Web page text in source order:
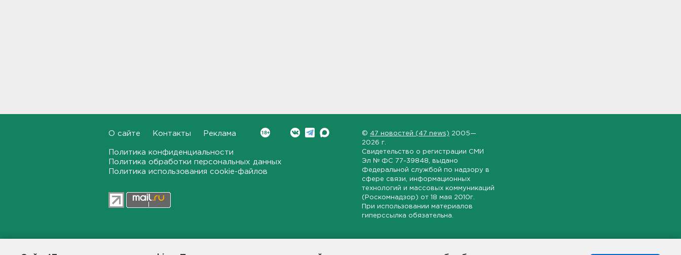
Таиланде произошла
загорелся в Екатеринбурге
О сайте Контакты Реклама
Политика конфиденциальности
Политика обработки персональных данных
Политика использования cookie-файлов
© 47 новостей (47 news) 2005—
2026 г.
Свидетельство о регистрации СМИ
Эл № ФС 77-39848 , выдано
Федеральной службой по надзору в
сфере связи, информационных
технологий и массовых коммуникаций
(Роскомнадзор) от 18 мая 2010г.
При использовании материалов
гиперссылка обязательна.
общественной жизни в Ленинградской области, экономической и инвестиционной активности в регионе.